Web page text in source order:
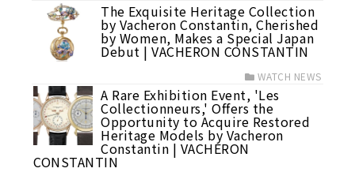
The Exquisite Heritage Collection
by Vacheron Constantin, Cherished
by Women, Makes a Special Japan
Debut | VACHERON CONSTANTIN
WATCH NEWS
A Rare Exhibition Event, 'Les
Collectionneurs,' Offers the
Opportunity to Acquire Restored
Heritage Models by Vacheron
Constantin | VACHERON
CONSTANTIN